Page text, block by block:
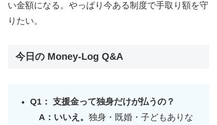
い金額になる。やっぱり今ある制度で手取り額を守
りたい。
今日の Money-Log Q&A
Q1： 支援金って独身だけが払うの？
A：いいえ。 独身・既婚・子どもありな